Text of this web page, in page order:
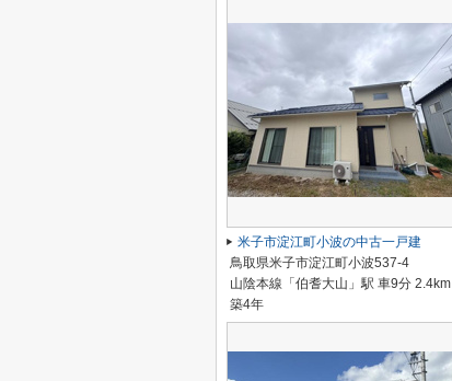
米子市淀江町小波の中古一戸建
鳥取県米子市淀江町小波537-4
山陰本線「伯耆大山」駅 車9分 2.4km
築4年